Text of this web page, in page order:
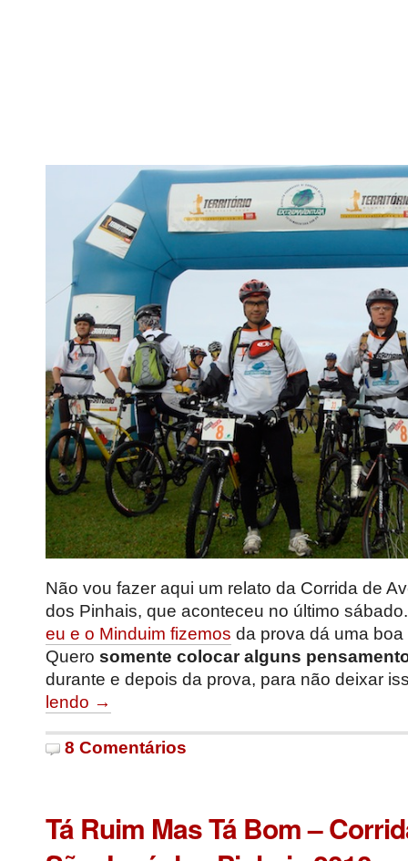
Não vou fazer aqui um relato da Corrida de
dos Pinhais, que aconteceu no último
eu e o Minduim fizemos da prova dá uma
Quero somente colocar alguns
durante e depois da prova, para não deixar
lendo →
8 Comentários
Tá Ruim Mas Tá Bom –